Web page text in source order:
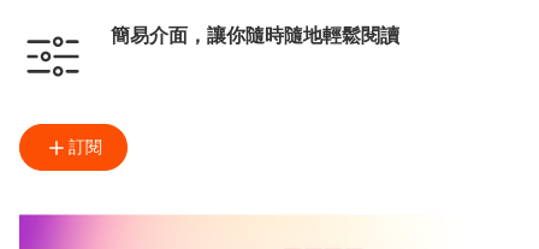
簡易介面，讓你隨時隨地輕鬆閱讀
訂閱